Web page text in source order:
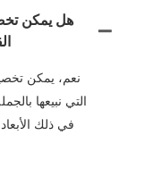
هل يمكن
نعم، يمكن
التي نبيعها
في ذلك